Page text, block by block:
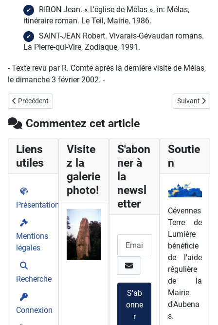
RIBON Jean. « L'église de Mélas », in: Mélas,
itinéraire roman. Le Teil, Mairie, 1986.
SAINT-JEAN Robert. Vivarais-Gévaudan romans.
La Pierre-qui-Vire, Zodiaque, 1991.
- Texte revu par R. Comte après la dernière visite de Mélas,
le dimanche 3 février 2002. -
Article précédent : Salavas: le château, le village médiéval, les églises
Précédent Article
Suivant
Commentez cet article
Liens
utiles
Présentation
Mentions
légales
Recherche
Connexion
Visite
z la
galerie
photo!
S'abon
ner à
la
newsl
etter
S'ab
onne
r
Soutie
n
Cévennes
Terre de
Lumière
bénéficie
de l'aide
régulière
de la
Mairie
d'Aubena
s.